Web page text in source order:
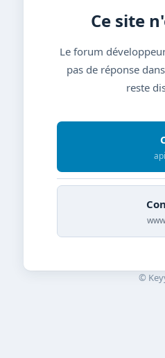
Ce site
Le forum
pas de réponse
reste
©